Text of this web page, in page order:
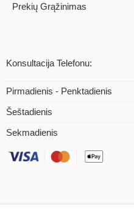
Prekių Grąžinimas
Konsultacija Telefonu:
Pirmadienis - Penktadienis
Šeštadienis
Sekmadienis